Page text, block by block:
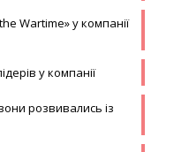
Wartime» у компанії
у компанії
розвивались із